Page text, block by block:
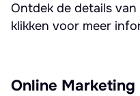
Ontdek de details
klikken voor meer
Online Marketing